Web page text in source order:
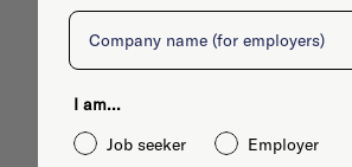
Company
I am...
Job seeker
Employer